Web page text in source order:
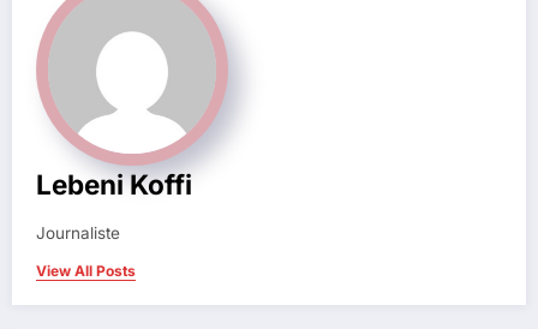
Lebeni Koffi
Journaliste
View All Posts